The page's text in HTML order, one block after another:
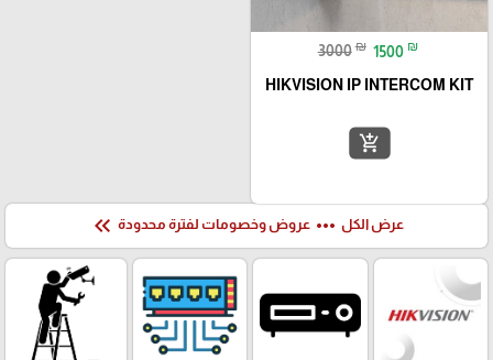
3000 ₪ 1500 ₪
HIKVISION IP INTERCOM KIT
add_shopping_cart
عرض الكل more_horiz عروض وخصومات لفترة محدودة keyboard_double_arrow_left